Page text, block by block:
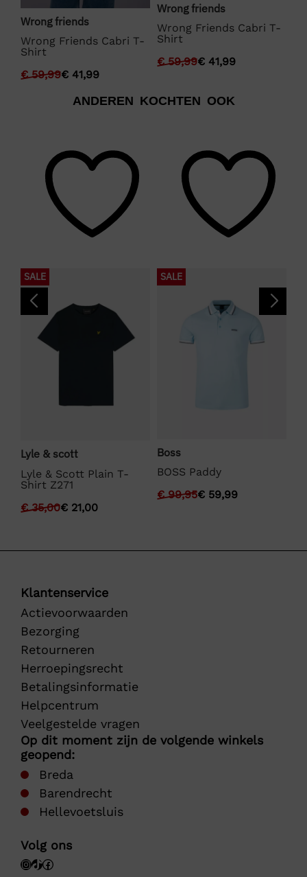
Wrong friends
Wrong Friends Cabri T-
Shirt
€59,99€ 41,99
Wrong friends
Wrong Friends Cabri T-
Shirt
€59,99€ 41,99
ANDEREN KOCHTEN OOK
SALE
Lyle & scott
Lyle & Scott Plain T-
Shirt Z271
€35,00€ 21,00
SALE
Boss
BOSS Paddy
€99,95€ 59,99
Klantenservice
Actievoorwaarden
Bezorging
Retourneren
Herroepingsrecht
Betalingsinformatie
Helpcentrum
Veelgestelde vragen
Op dit moment zijn de volgende winkels
geopend:
Breda
Barendrecht
Hellevoetsluis
Volg ons